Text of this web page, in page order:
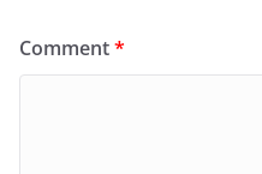
Comment*